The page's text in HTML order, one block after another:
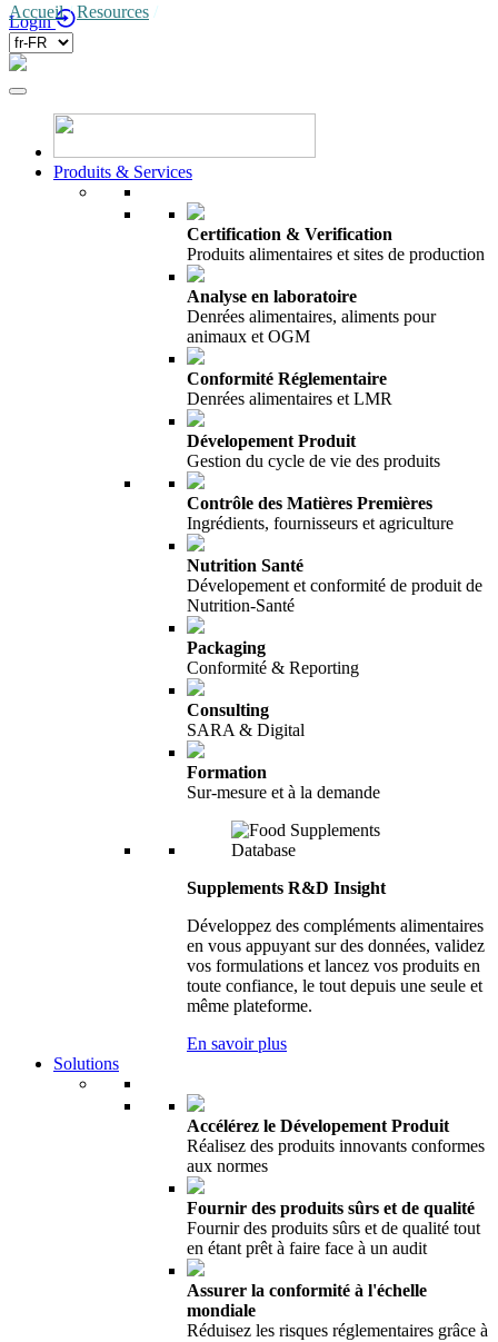
Login
Produits & Services
Certification & Verification
Produits alimentaires et sites de production
Analyse en laboratoire
Denrées alimentaires, aliments pour
animaux et OGM
Conformité Réglementaire
Denrées alimentaires et LMR
Dévelopement Produit
Gestion du cycle de vie des produits
Contrôle des Matières Premières
Ingrédients, fournisseurs et agriculture
Nutrition Santé
Dévelopement et conformité de produit de
Nutrition-Santé
Packaging
Conformité & Reporting
Consulting
SARA & Digital
Formation
Sur-mesure et à la demande
Supplements R&D Insight
Développez des compléments alimentaires
en vous appuyant sur des données, validez
vos formulations et lancez vos produits en
toute confiance, le tout depuis une seule et
même plateforme.
En savoir plus
Solutions
Accélérez le Dévelopement Produit
Réalisez des produits innovants conformes
aux normes
Fournir des produits sûrs et de qualité
Fournir des produits sûrs et de qualité tout
en étant prêt à faire face à un audit
Assurer la conformité à l'échelle
mondiale
Réduisez les risques réglementaires grâce à
Accueil/Resources /